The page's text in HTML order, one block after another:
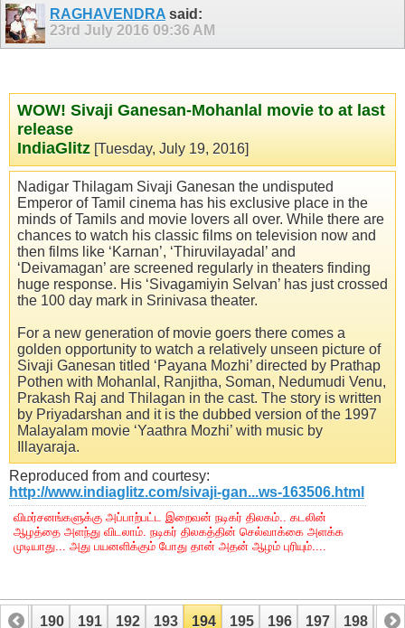
RAGHAVENDRA said:
23rd July 2016 09:36 AM
WOW! Sivaji Ganesan-Mohanlal movie to at last
release
IndiaGlitz [Tuesday, July 19, 2016]
Nadigar Thilagam Sivaji Ganesan the undisputed
Emperor of Tamil cinema has his exclusive place in the
minds of Tamils and movie lovers all over. While there are
chances to watch his classic films on television now and
then films like ‘Karnan’, ‘Thiruvilayadal’ and
‘Deivamagan’ are screened regularly in theaters finding
huge response. His ‘Sivagamiyin Selvan’ has just crossed
the 100 day mark in Srinivasa theater.
For a new generation of movie goers there comes a
golden opportunity to watch a relatively unseen picture of
Sivaji Ganesan titled ‘Payana Mozhi’ directed by Prathap
Pothen with Mohanlal, Ranjitha, Soman, Nedumudi Venu,
Prakash Raj and Thilagan in the cast. The story is written
by Priyadarshan and it is the dubbed version of the 1997
Malayalam movie ‘Yaathra Mozhi’ with music by
Illayaraja.
Reproduced from and courtesy:
http://www.indiaglitz.com/sivaji-gan...ws-163506.html
விமர்சனங்களுக்கு அப்பாற்பட்ட இறைவன் நடிகர் திலகம்.. கடலின்
ஆழத்தை அளந்து விடலாம். நடிகர் திலகத்தின் செல்வாக்கை அளக்க
முடியாது... அது பயனளிக்கும் போது தான் அதன் ஆழம் புரியும்....
189 190 191 192 193 194 195 196 197 198 199